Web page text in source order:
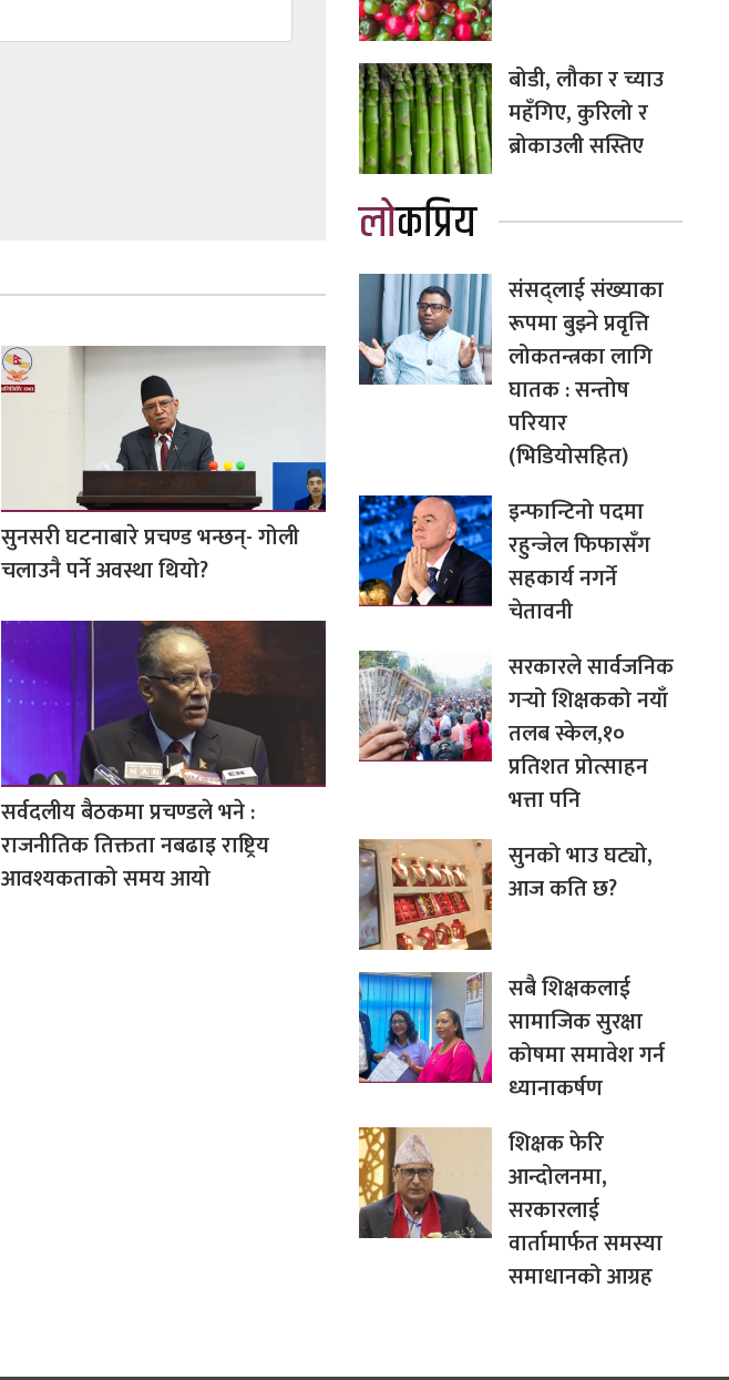
सुनसरी घटनाबारे प्रचण्ड भन्छन्- गोली
चलाउनै पर्ने अवस्था थियो?
सर्वदलीय बैठकमा प्रचण्डले भने :
राजनीतिक तिक्तता नबढाइ राष्ट्रिय
आवश्यकताको समय आयो
बोडी, लौका र च्याउ
महँगिए, कुरिलो र
ब्रोकाउली सस्तिए
लोकप्रिय
संसद्लाई संख्याका
रूपमा बुझ्ने प्रवृत्ति
लोकतन्त्रका लागि
घातक : सन्तोष
परियार
(भिडियोसहित)
इन्फान्टिनो पदमा
रहुन्जेल फिफासँग
सहकार्य नगर्ने
चेतावनी
सरकारले सार्वजनिक
गर्‍यो शिक्षकको नयाँ
तलब स्केल,१०
प्रतिशत प्रोत्साहन
भत्ता पनि
सुनको भाउ घट्यो,
आज कति छ?
सबै शिक्षकलाई
सामाजिक सुरक्षा
कोषमा समावेश गर्न
ध्यानाकर्षण
शिक्षक फेरि
आन्दोलनमा,
सरकारलाई
वार्तामार्फत समस्या
समाधानको आग्रह